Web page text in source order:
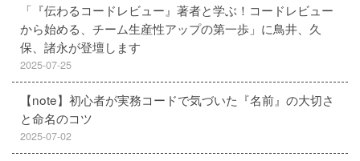
「『伝わるコードレビュー』著者と学ぶ！コードレビュー
から始める、チーム生産性アップの第一歩」に鳥井、久
保、諸永が登壇します
2025-07-25
【note】初心者が実務コードで気づいた『名前』の大切さ
と命名のコツ
2025-07-02